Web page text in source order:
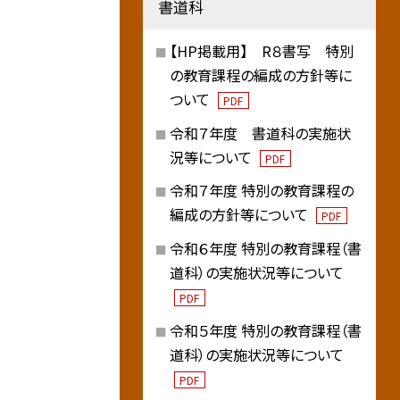
書道科
【HP掲載用】 R８書写 特別
の教育課程の編成の方針等に
ついて
PDF
令和７年度 書道科の実施状
況等について
PDF
令和７年度 特別の教育課程の
編成の方針等について
PDF
令和６年度 特別の教育課程（書
道科）の実施状況等について
PDF
令和５年度 特別の教育課程（書
道科）の実施状況等について
PDF